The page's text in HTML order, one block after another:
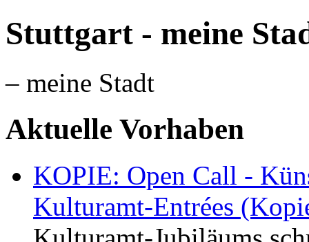
Stuttgart - meine
– meine Stadt
Aktuelle Vorhaben
KOPIE: Open Call -
Kulturamt-Entrées